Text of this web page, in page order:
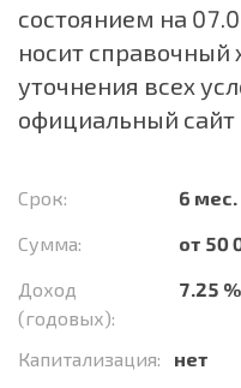
состоянием на
носит справочный
уточнения всех
официальный сайт
Срок:
6 мес.
Сумма:
от 50
Доход
(годовых):
7.25 %
Капитализация:
нет